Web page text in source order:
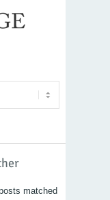
Group
matched